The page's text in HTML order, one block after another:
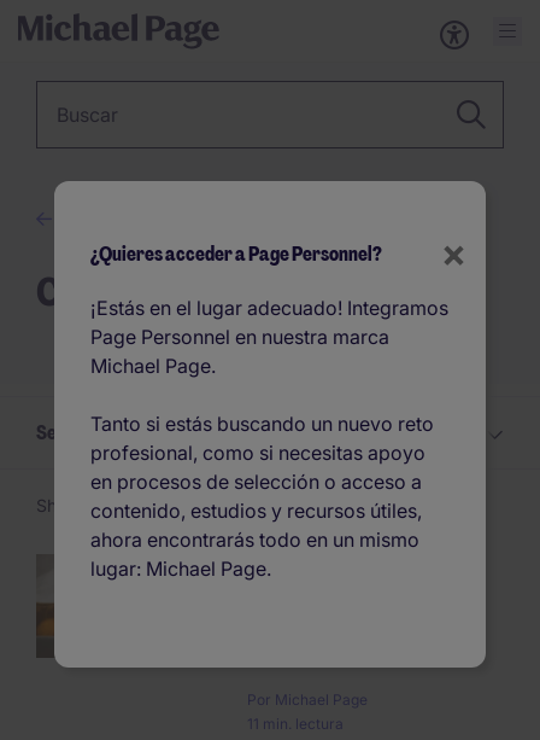
Candidatos
Selecciona un Candidatos tema
Showing 1 -24of 176 articles
Cómo escribir una
Por Michael Page
11 min. lectura
×
¿Quieres acceder a Page Personnel?
¡Estás en el lugar adecuado! Integramos
Page Personnel en nuestra marca
Michael Page.
Tanto si estás buscando un nuevo reto
profesional, como si necesitas apoyo
en procesos de selección o acceso a
contenido, estudios y recursos útiles,
ahora encontrarás todo en un mismo
lugar: Michael Page.